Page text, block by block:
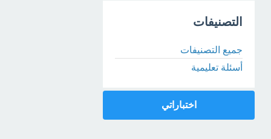
التصنيفات
جميع التصنيفات
أسئلة تعليمية
اختباراتي